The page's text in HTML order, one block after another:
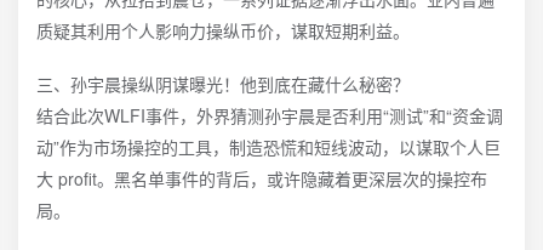
质疑其利用个人影响力操纵币价，谋取短期利益。
三、孙宇晨操纵阴谋曝光！他到底在藏什么秘密？
结合此次WLFI事件，外界猜测孙宇晨是否利用“测试”和“资金调
动”作为市场操控的工具，制造恐慌和短线波动，以谋取个人巨
大 profit。黑名单事件的背后，或许隐藏着更深层次的操控布
局。